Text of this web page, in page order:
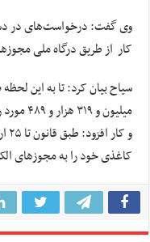
وی گفت: درخواست‌های در
کار از طریق درگاه ملی مجوز‌ها به ۲۳۶هزار و ۲۲۸ فروند
و
کاغذی خود را به مجوز‌های